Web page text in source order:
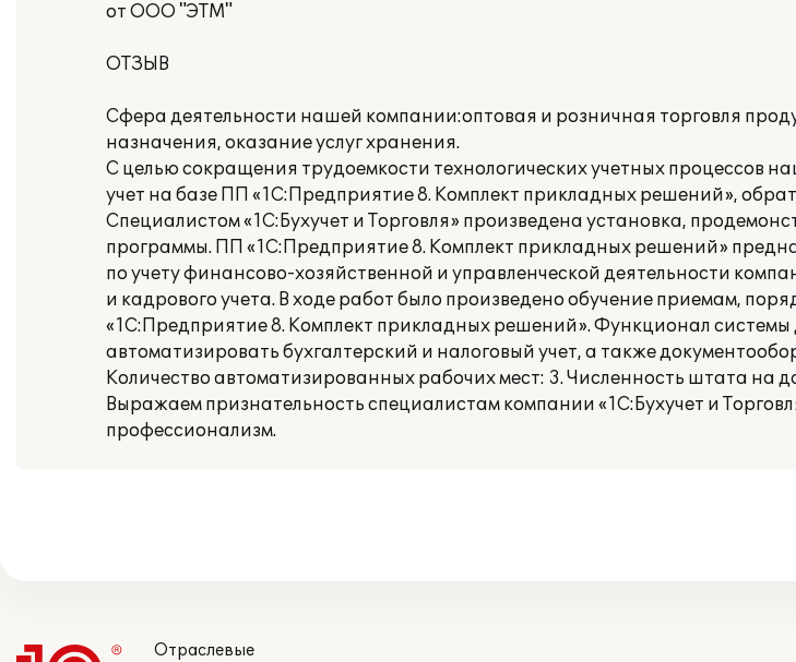
от ООО "ЭТМ"
ОТЗЫВ
Сфера деятельности нашей компании:оптовая и розничная торговля
назначения, оказание услуг хранения.
С целью сокращения трудоемкости технологических учетных процессов
учет на базе ПП «1С:Предприятие 8. Комплект прикладных решений»,
Специалистом «1C:Бухучет и Торговля» произведена установка,
программы. ПП «1С:Предприятие 8. Комплект прикладных решений»
по учету финансово-хозяйственной и управленческой деятельности
и кадрового учета. В ходе работ было произведено обучение приемам,
«1С:Предприятие 8. Комплект прикладных решений». Функционал системы
автоматизировать бухгалтерский и налоговый учет, а также
Количество автоматизированных рабочих мест: 3. Численность штата на
Выражаем признательность специалистам компании «1С:Бухучет и
профессионализм.
Отраслевые